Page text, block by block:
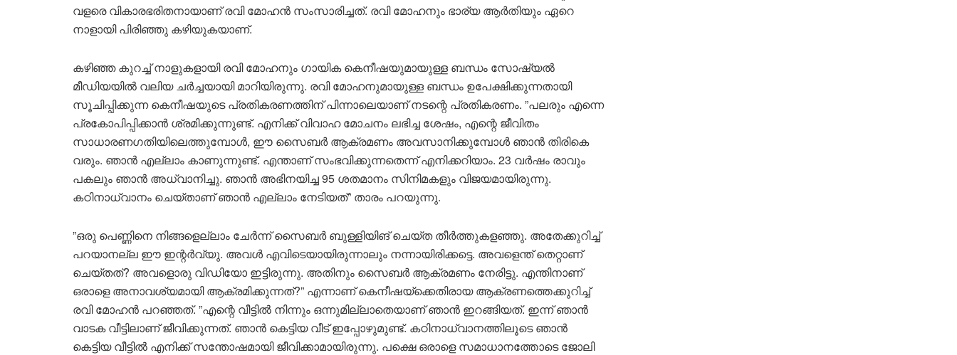
വളരെ വികാരഭരിതനായാണ് രവി മോഹന്‍ സംസാരിച്ചത്. രവി മോഹനും ഭാര്യ ആര്‍തിയും ഏറെ
നാളായി പിരിഞ്ഞു കഴിയുകയാണ്.
കഴിഞ്ഞ കുറച്ച് നാളുകളായി രവി മോഹനും ഗായിക കെനീഷയുമായുള്ള ബന്ധം സോഷ്യല്‍
മീഡിയയില്‍ വലിയ ചര്‍ച്ചയായി മാറിയിരുന്നു. രവി മോഹനുമായുള്ള ബന്ധം ഉപേക്ഷിക്കുന്നതായി
സൂചിപ്പിക്കുന്ന കെനീഷയുടെ പ്രതികരണത്തിന് പിന്നാലെയാണ് നടന്റെ പ്രതികരണം. ”പലരും എന്നെ
പ്രകോപിപ്പിക്കാന്‍ ശ്രമിക്കുന്നുണ്ട്. എനിക്ക് വിവാഹ മോചനം ലഭിച്ച ശേഷം, എന്റെ ജീവിതം
സാധാരണഗതിയിലെത്തുമ്പോള്‍, ഈ സൈബര്‍ ആക്രമണം അവസാനിക്കുമ്പോള്‍ ഞാന്‍ തിരികെ
വരും. ഞാന്‍ എല്ലാം കാണുന്നുണ്ട്. എന്താണ് സംഭവിക്കുന്നതെന്ന് എനിക്കറിയാം. 23 വര്‍ഷം രാവും
പകലും ഞാന്‍ അധ്വാനിച്ചു. ഞാന്‍ അഭിനയിച്ച 95 ശതമാനം സിനിമകളും വിജയമായിരുന്നു.
കഠിനാധ്വാനം ചെയ്താണ് ഞാന്‍ എല്ലാം നേടിയത്” താരം പറയുന്നു.
”ഒരു പെണ്ണിനെ നിങ്ങളെല്ലാം ചേര്‍ന്ന് സൈബര്‍ ബുള്ളിയിങ് ചെയ്ത തീര്‍ത്തുകളഞ്ഞു. അതേക്കുറിച്ച്
പറയാനല്ല ഈ ഇന്റര്‍വ്യു. അവള്‍ എവിടെയായിരുന്നാലും നന്നായിരിക്കട്ടെ. അവളെന്ത് തെറ്റാണ്
ചെയ്തത്? അവളൊരു വിഡിയോ ഇട്ടിരുന്നു. അതിനും സൈബര്‍ ആക്രമണം നേരിട്ടു. എന്തിനാണ്
ഒരാളെ അനാവശ്യമായി ആക്രമിക്കുന്നത്?” എന്നാണ് കെനീഷയ്‌ക്കെതിരായ ആക്രണത്തെക്കുറിച്ച്
രവി മോഹന്‍ പറഞ്ഞത്. ”എന്റെ വീട്ടില്‍ നിന്നും ഒന്നുമില്ലാതെയാണ് ഞാന്‍ ഇറങ്ങിയത്. ഇന്ന് ഞാന്‍
വാടക വീട്ടിലാണ് ജീവിക്കുന്നത്. ഞാന്‍ കെട്ടിയ വീട് ഇപ്പോഴുമുണ്ട്. കഠിനാധ്വാനത്തിലൂടെ ഞാന്‍
കെട്ടിയ വീട്ടില്‍ എനിക്ക് സന്തോഷമായി ജീവിക്കാമായിരുന്നു. പക്ഷെ ഒരാളെ സമാധാനത്തോടെ ജോലി